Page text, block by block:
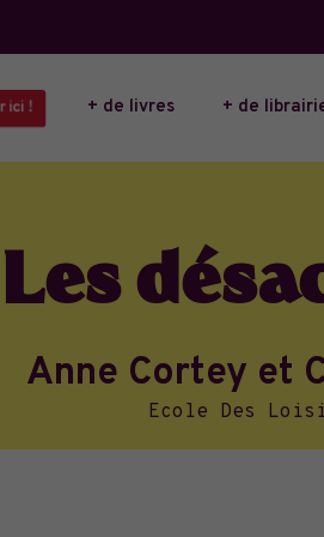
ici ! + de livres + de
Les
Anne Cortey et
Ecole Des